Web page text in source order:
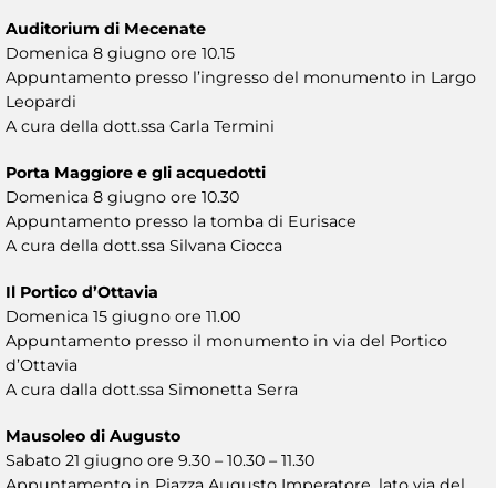
Auditorium di Mecenate
Domenica 8 giugno ore 10.15
Appuntamento presso l’ingresso del monumento in Largo
Leopardi
A cura della dott.ssa Carla Termini
Porta Maggiore e gli acquedotti
Domenica 8 giugno ore 10.30
Appuntamento presso la tomba di Eurisace
A cura della dott.ssa Silvana Ciocca
Il Portico d’Ottavia
Domenica 15 giugno ore 11.00
Appuntamento presso il monumento in via del Portico
d’Ottavia
A cura dalla dott.ssa Simonetta Serra
Mausoleo di Augusto
Sabato 21 giugno ore 9.30 – 10.30 – 11.30